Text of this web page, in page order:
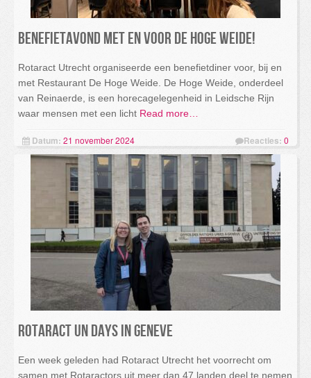
Benefietavond met en voor de Hoge Weide!
Rotaract Utrecht organiseerde een benefietdiner voor, bij en
met Restaurant De Hoge Weide. De Hoge Weide, onderdeel
van Reinaerde, is een horecagelegenheid in Leidsche Rijn
waar mensen met een licht Read more…
Reacties: 0
Datum: 21 november 2024
Rotaract UN Days in Geneve
Een week geleden had Rotaract Utrecht het voorrecht om
samen met Rotaractors uit meer dan 47 landen deel te nemen